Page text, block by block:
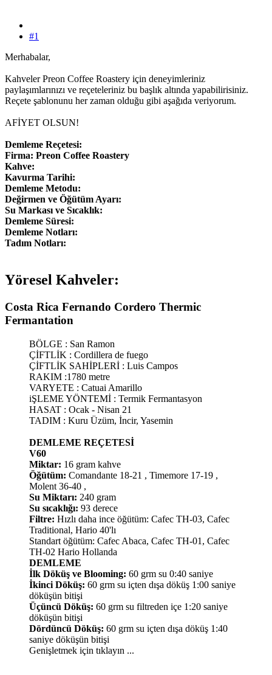
#1
Merhabalar,
Kahveler Preon Coffee Roastery için deneyimleriniz
paylaşımlarınızı ve reçeteleriniz bu başlık altında yapabilirisiniz.
Reçete şablonunu her zaman olduğu gibi aşağıda veriyorum.
AFİYET OLSUN!
Demleme Reçetesi:
Firma: Preon Coffee Roastery
Kahve:
Kavurma Tarihi:
Demleme Metodu:
Değirmen ve Öğütüm Ayarı:
Su Markası ve Sıcaklık:
Demleme Süresi:
Demleme Notları:
Tadım Notları:
Yöresel Kahveler:
Costa Rica Fernando Cordero Thermic
Fermantation
BÖLGE : San Ramon
ÇİFTLİK : Cordillera de fuego
ÇİFTLİK SAHİPLERİ : Luis Campos
RAKIM :1780 metre
VARYETE : Catuai Amarillo
iŞLEME YÖNTEMİ : Termik Fermantasyon
HASAT : Ocak - Nisan 21
TADIM : Kuru Üzüm, İncir, Yasemin
DEMLEME REÇETESİ
V60
Miktar: 16 gram kahve
Öğütüm: Comandante 18-21 , Timemore 17-19 ,
Molent 36-40 ,
Su Miktarı: 240 gram
Su sıcaklığı: 93 derece
Filtre: Hızlı daha ince öğütüm: Cafec TH-03, Cafec
Traditional, Hario 40'lı
Standart öğütüm: Cafec Abaca, Cafec TH-01, Cafec
TH-02 Hario Hollanda
DEMLEME
İlk Döküş ve Blooming: 60 grm su 0:40 saniye
İkinci Döküş: 60 grm su içten dışa döküş 1:00 saniye
döküşün bitişi
Üçüncü Döküş: 60 grm su filtreden içe 1:20 saniye
döküşün bitişi
Dördüncü Döküş: 60 grm su içten dışa döküş 1:40
saniye döküşün bitişi
Genişletmek için tıklayın ...